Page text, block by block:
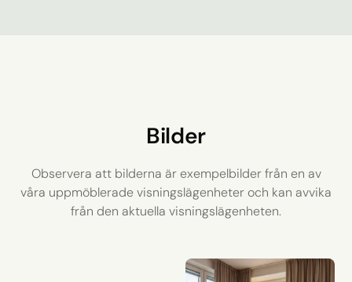
Bilder
Observera att bilderna är exempelbilder från en av
våra uppmöblerade visningslägenheter och kan avvika
från den aktuella visningslägenheten.